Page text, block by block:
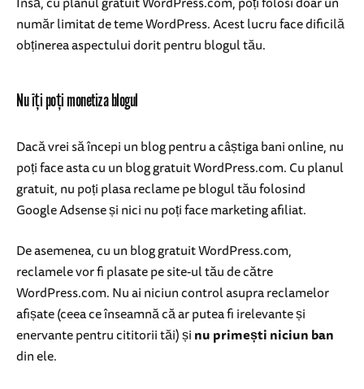
număr limitat de teme WordPress. Acest lucru face dificilă
obținerea aspectului dorit pentru blogul tău.
Nu îți poți monetiza blogul
Dacă vrei să începi un blog pentru a câștiga bani online, nu
poți face asta cu un blog gratuit WordPress.com. Cu planul
gratuit, nu poți plasa reclame pe blogul tău folosind
Google Adsense și nici nu poți face marketing afiliat.
De asemenea, cu un blog gratuit WordPress.com,
reclamele vor fi plasate pe site-ul tău de către
WordPress.com. Nu ai niciun control asupra reclamelor
afișate (ceea ce înseamnă că ar putea fi irelevante și
enervante pentru cititorii tăi) șinu primești niciun ban
din ele.